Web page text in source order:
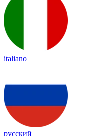
italiano
русский